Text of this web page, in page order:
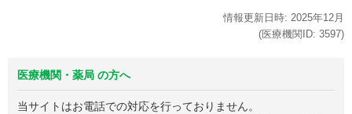
情報更新日時: 2025年12月
(医療機関ID: 3597)
医療機関・薬局 の方へ
当サイトはお電話での対応を行っておりません。